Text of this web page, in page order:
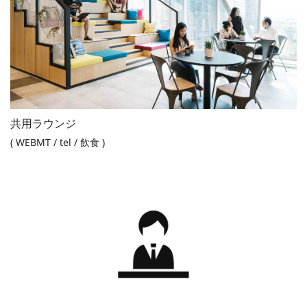
共用ラウンジ
( WEBMT / tel / 飲食 )